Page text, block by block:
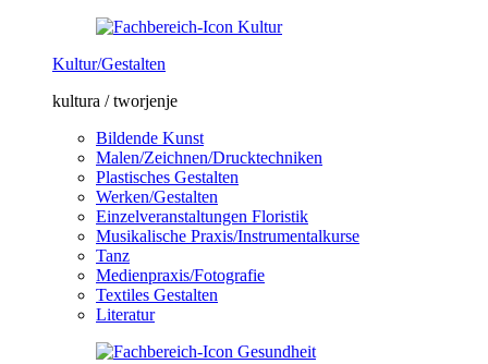
Kultur/Gestalten
kultura / tworjenje
Bildende Kunst
Malen/Zeichnen/Drucktechniken
Plastisches Gestalten
Werken/Gestalten
Einzelveranstaltungen Floristik
Musikalische Praxis/Instrumentalkurse
Tanz
Medienpraxis/Fotografie
Textiles Gestalten
Literatur